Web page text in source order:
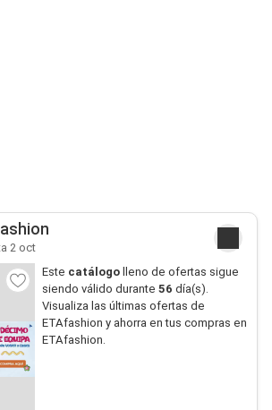
2 oct
Este catálogo lleno de ofertas sigue
siendo válido durante 56 día(s).
Visualiza las últimas ofertas de
ETAfashion y ahorra en tus compras en
ETAfashion.